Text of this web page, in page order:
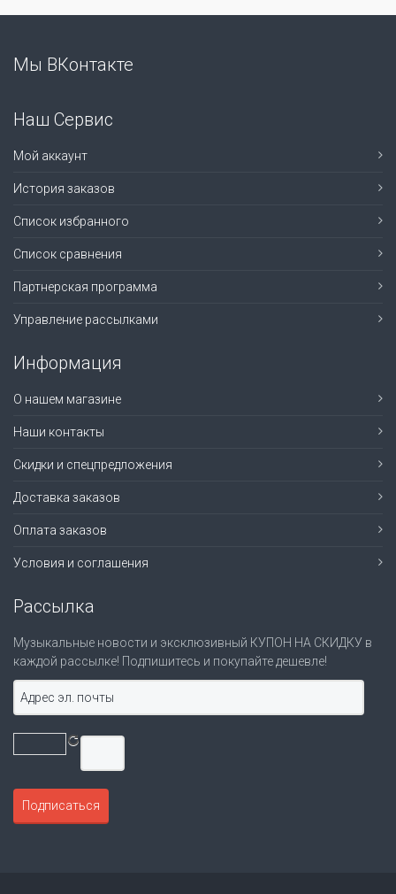
Мы ВКонтакте
Наш Сервис
Мой аккаунт
История заказов
Список избранного
Список сравнения
Партнерская программа
Управление рассылками
Информация
О нашем магазине
Наши контакты
Скидки и спецпредложения
Доставка заказов
Оплата заказов
Условия и соглашения
Рассылка
Музыкальные новости и эксклюзивный КУПОН НА СКИДКУ в
каждой рассылке! Подпишитесь и покупайте дешевле!